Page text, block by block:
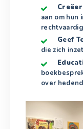
aan om hun
Geef
die zich
over